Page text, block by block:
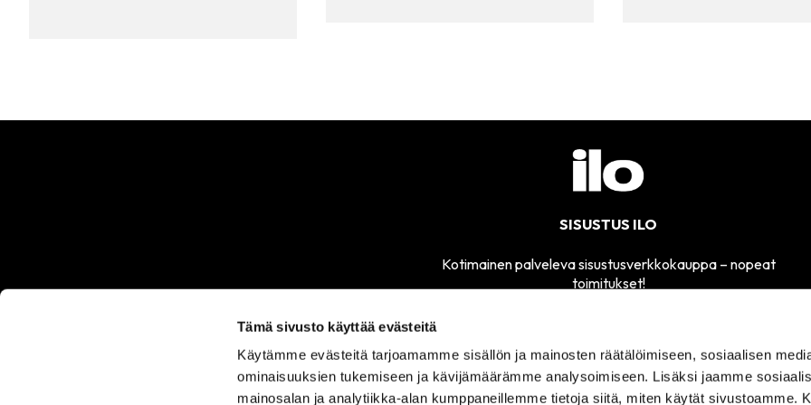
Tämä sivusto käyttää evästeitä
Käytämme evästeitä tarjoamamme sisällön ja mainosten räätälöimiseen, sosiaalisen
ominaisuuksien tukemiseen ja kävijämäärämme analysoimiseen. Lisäksi jaamme
mainosalan ja analytiikka-alan kumppaneillemme tietoja siitä, miten käytät sivustoamme.
SISUSTUS ILO
Kotimainen palveleva sisustusverkkokauppa – nopeat
toimitukset!
ASIAKASPALVELU
050 555
MYYMÄLÄMME
AVOINNA
SÄHKÖPOSTI
sisustusilo@sisustusilo.fi